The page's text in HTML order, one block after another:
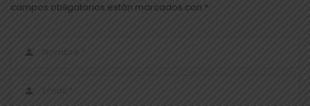
campos obligatorios están marcados con *